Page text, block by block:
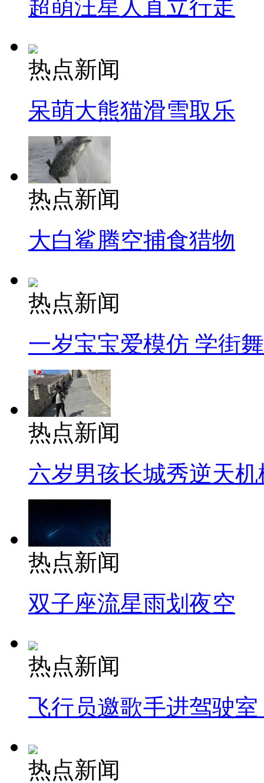
超萌汪星人直立行走
热点新闻
呆萌大熊猫滑雪取乐
热点新闻
大白鲨腾空捕食猎物
热点新闻
一岁宝宝爱模仿 学街
热点新闻
六岁男孩长城秀逆天机
热点新闻
双子座流星雨划夜空
热点新闻
飞行员邀歌手进驾驶
热点新闻